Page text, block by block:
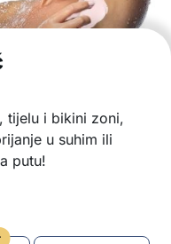
tijelu i bikini zoni,
u suhim ili
putu!
dlačica
dugotrajno bežično